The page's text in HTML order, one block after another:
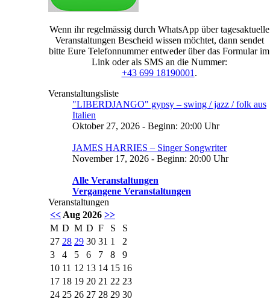
Wenn ihr regelmässig durch WhatsApp über tagesaktuelle
Veranstaltungen Bescheid wissen möchtet, dann sendet
bitte Eure Telefonnummer entweder über das Formular im
Link oder als SMS an die Nummer:
+43 699 18190001 .
Veranstaltungsliste
"LIBERDJANGO" gypsy – swing / jazz / folk aus
Italien
Oktober 27, 2026 - Beginn: 20:00 Uhr
JAMES HARRIES – Singer Songwriter
November 17, 2026 - Beginn: 20:00 Uhr
Alle Veranstaltungen
Vergangene Veranstaltungen
Veranstaltungen
<< Aug 2026 >>
M D M D F S
S
27 28 29 30 31 1
2
3
4 5 6 7 8
9
10 11 12 13 14 15 16
17 18 19 20 21 22 23
24 25 26 27 28 29 30